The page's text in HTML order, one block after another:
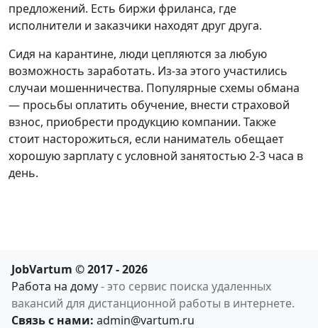
предложений. Есть биржи фриланса, где
исполнители и заказчики находят друг друга.
Сидя на карантине, люди цепляются за любую
возможность заработать. Из-за этого участились
случаи мошенничества. Популярные схемы обмана
— просьбы оплатить обучение, внести страховой
взнос, приобрести продукцию компании. Также
стоит насторожиться, если наниматель обещает
хорошую зарплату с условной занятостью 2-3 часа в
день.
JobVartum © 2017 - 2026
Работа на дому- это сервис поиска удаленных
вакансий для дистанционной работы в интернете.
Связь с нами: admin@vartum.ru